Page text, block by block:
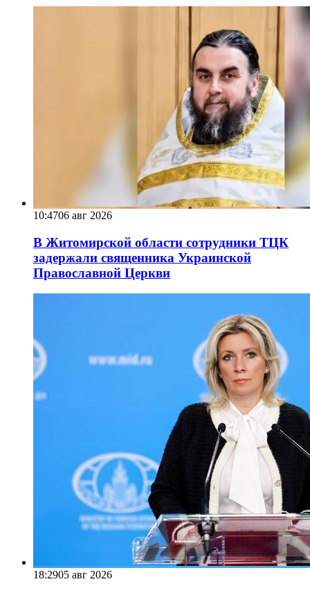
10:4706 авг 2026
В Житомирской области сотрудники ТЦК
задержали священника Украинской
Православной Церкви
18:2905 авг 2026